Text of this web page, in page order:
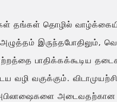
தங்கள் தொழில்
இருந்தபோதிலும்,
பாதிக்கக்கூடிய
வகுக்கும்.
அடைவதற்கான